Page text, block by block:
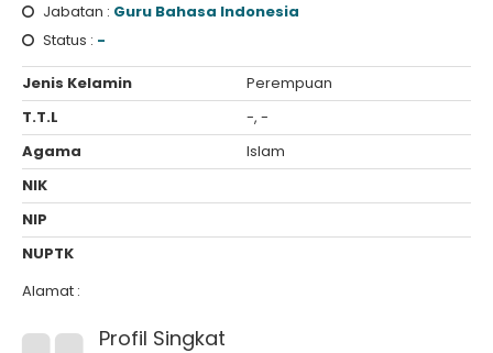
Jabatan : Guru Bahasa Indonesia
Status : -
Jenis Kelamin
Perempuan
T.T.L
-, -
Agama
Islam
NIK
NIP
NUPTK
Alamat :
Profil Singkat